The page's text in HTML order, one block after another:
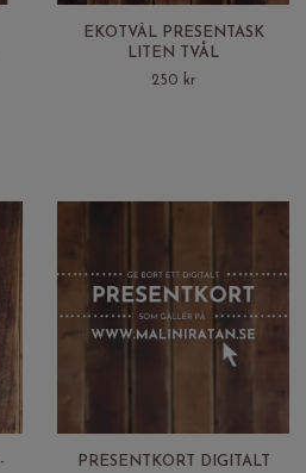
EKOTVÅL PRESENTASK
LITEN TVÅL
250 kr
PRESENTKORT DIGITALT